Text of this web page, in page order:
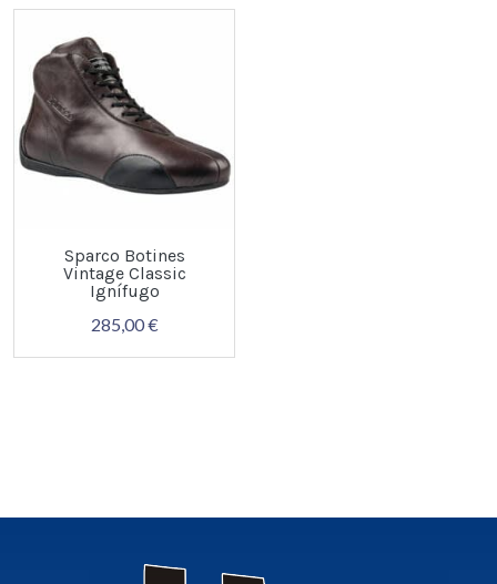
Sparco Botines
Vintage Classic
Ignífugo
285,00 €